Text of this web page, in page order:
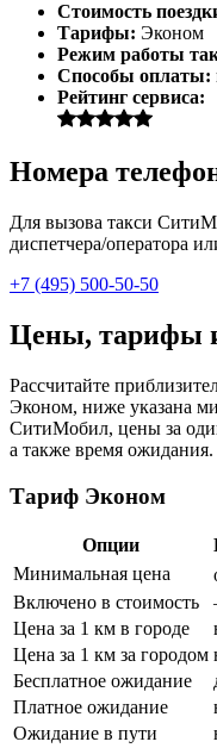
Стоимость
Тарифы: Эконом
Режим работы
Способы оплаты:
Рейтинг сервиса:
Номера
Для вызова такси
диспетчера/оператора
+7 (495) 500-50-50
Цены, тарифы
Рассчитайте
Эконом, ниже указана
СитиМобил, цены за
а также время ожидания.
Тариф Эконом
Опции
Минимальная цена
Включено в стоимость
Цена за 1 км в городе
Цена за 1 км за городом
Бесплатное ожидание
Платное ожидание
Ожидание в пути